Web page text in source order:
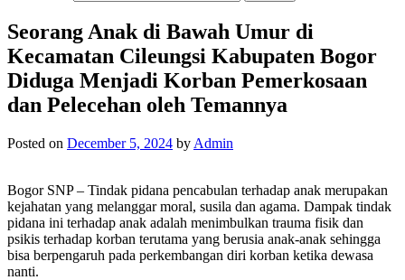
Seorang Anak di Bawah Umur di
Kecamatan Cileungsi Kabupaten Bogor
Diduga Menjadi Korban Pemerkosaan
dan Pelecehan oleh Temannya
Posted on December 5, 2024 by Admin
Bogor SNP – Tindak pidana pencabulan terhadap anak merupakan
kejahatan yang melanggar moral, susila dan agama. Dampak tindak
pidana ini terhadap anak adalah menimbulkan trauma fisik dan
psikis terhadap korban terutama yang berusia anak-anak sehingga
bisa berpengaruh pada perkembangan diri korban ketika dewasa
nanti.